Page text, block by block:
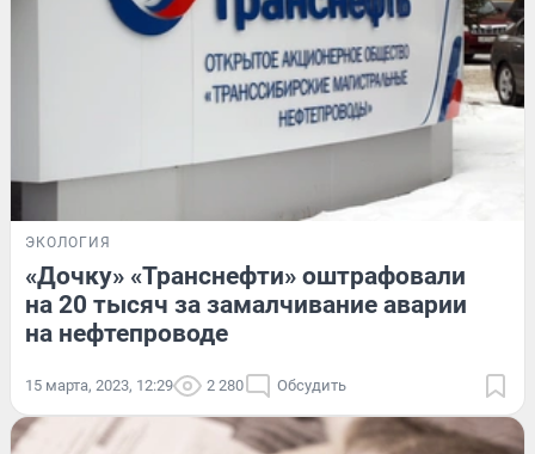
ЭКОЛОГИЯ
«Дочку» «Транснефти» оштрафовали
на 20 тысяч за замалчивание аварии
на нефтепроводе
15 марта, 2023, 12:29 2 280 Обсудить